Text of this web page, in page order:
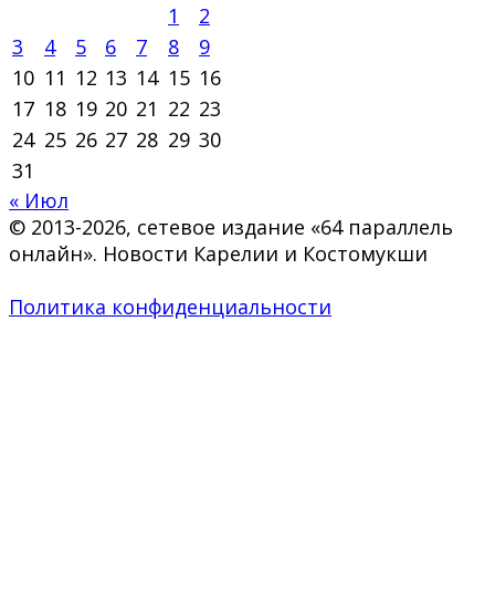
1
2
3
4 5 6 7 8
9
10 11 12 13 14 15 16
17 18 19 20 21 22 23
24 25 26 27 28 29 30
31
« Июл
© 2013-2026, сетевое издание «64 параллель
онлайн». Новости Карелии и Костомукши
Политика конфиденциальности